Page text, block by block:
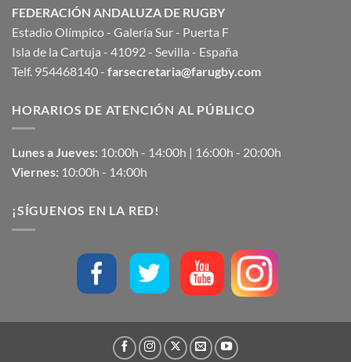
FEDERACIÓN ANDALUZA DE RUGBY
Estadio Olímpico - Galería Sur - Puerta F
Isla de la Cartuja - 41092 - Sevilla - España
Telf. 954468140 - farsecretaria@farugby.com
HORARIOS DE ATENCIÓN AL PÚBLICO
Lunes a Jueves: 10:00h - 14:00h | 16:00h - 20:00h
Viernes: 10:00h - 14:00h
¡SÍGUENOS EN LA RED!